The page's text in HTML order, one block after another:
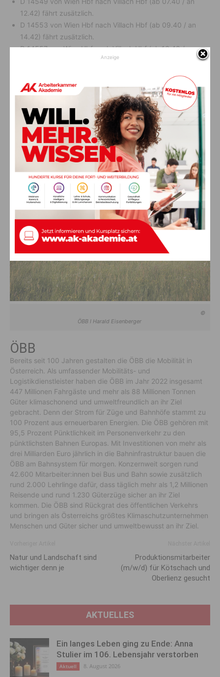
12.42) fährt zusätzlich.
D 14553 von Wien Hbf nach Villach Hbf (ab 09.40 / an
14.42) fährt zusätzlich.
D 14557 von Wien Hbf nach Villach Hbf (ab 16.40 / an
15.50) fährt zusätzlich.
D 14544 von Villach Hbf nach Wien Hbf (ab 13.30 / an
18.14) fährt zusätzlich.
D 14548 von Villach Hbf nach Wien Hbf (ab 15.30 / an
20.14) fährt zusätzlich.
D 14552 von Villach Hbf nach Wien Hbf (ab 19.16 / an
23.47) fährt zusätzlich.
©
ÖBB I Harald Eisenberger
ÖBB
Bereits seit 100 Jahren gestalten die ÖBB die Mobilität in
Österreich. Als umfassender Mobilitäts- und
Logistikdienstleister haben die ÖBB im Jahr 2022 insgesamt
447 Millionen Fahrgäste und mehr als 88 Millionen Tonnen
Güter klimaschonend und umweltfreundlich an ihr Ziel
gebracht. Denn der Strom für Züge und Bahnhöfe stammt zu
100 Prozent aus erneuerbaren Energien. Die ÖBB gehören mit
95,5 Prozent Pünktlichkeit im Personenverkehr zu den
pünktlichsten Bahnen Europas. Mit Investitionen von mehr als
drei Milliarden Euro jährlich in die Bahninfrastruktur bauen die
ÖBB am Bahnsystem für morgen. Konzernweit sorgen rund
42.600 Mitarbeiter:innen bei Bus und Bahn sowie zusätzlich
rund 2.000 Lehrlinge dafür, dass täglich mehr als 1,2 Millionen
Reisende und rund 1.230 Güterzüge sicher an ihr Ziel
kommen. Die ÖBB sind Rückgrat des öffentlichen Verkehrs
und bringen als Österreichs größtes Klimaschutzunternehmen
Menschen und Güter sicher und umweltbewusst an ihr Ziel.
Natur und Landschaft sind
wichtiger denn je
Produktions­mitarbeiter
(m/w/d) für Kötschach und
Oberlienz gesucht
AKTUELLES
Ein langes Leben ging zu Ende: Anna
Stulier im 106. Lebensjahr verstorben
Aktuell 8. August 2026
Anzeige